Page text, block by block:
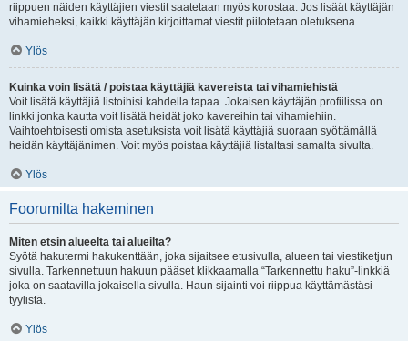
riippuen näiden käyttäjien viestit saatetaan myös korostaa. Jos lisäät käyttäjän
vihamieheksi, kaikki käyttäjän kirjoittamat viestit piilotetaan oletuksena.
Ylös
Kuinka voin lisätä / poistaa käyttäjiä kavereista tai vihamiehistä
Voit lisätä käyttäjiä listoihisi kahdella tapaa. Jokaisen käyttäjän profiilissa on
linkki jonka kautta voit lisätä heidät joko kavereihin tai vihamiehiin.
Vaihtoehtoisesti omista asetuksista voit lisätä käyttäjiä suoraan syöttämällä
heidän käyttäjänimen. Voit myös poistaa käyttäjiä listaltasi samalta sivulta.
Ylös
Foorumilta hakeminen
Miten etsin alueelta tai alueilta?
Syötä hakutermi hakukenttään, joka sijaitsee etusivulla, alueen tai viestiketjun
sivulla. Tarkennettuun hakuun pääset klikkaamalla “Tarkennettu haku”-linkkiä
joka on saatavilla jokaisella sivulla. Haun sijainti voi riippua käyttämästäsi
tyylistä.
Ylös